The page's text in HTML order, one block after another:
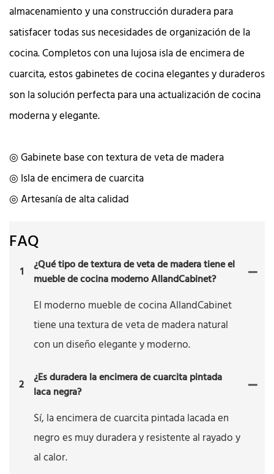
almacenamiento y una construcción duradera para
satisfacer todas sus necesidades de organización de la
cocina. Completos con una lujosa isla de encimera de
cuarcita, estos gabinetes de cocina elegantes y duraderos
son la solución perfecta para una actualización de cocina
moderna y elegante.
◎ Gabinete base con textura de veta de madera
◎ Isla de encimera de cuarcita
◎ Artesanía de alta calidad
FAQ
1
¿Qué tipo de textura de veta de madera tiene el
mueble de cocina moderno AllandCabinet?
El moderno mueble de cocina AllandCabinet
tiene una textura de veta de madera natural
con un diseño elegante y moderno.
2
¿Es duradera la encimera de cuarcita pintada
laca negra?
Sí, la encimera de cuarcita pintada lacada en
negro es muy duradera y resistente al rayado y
al calor.